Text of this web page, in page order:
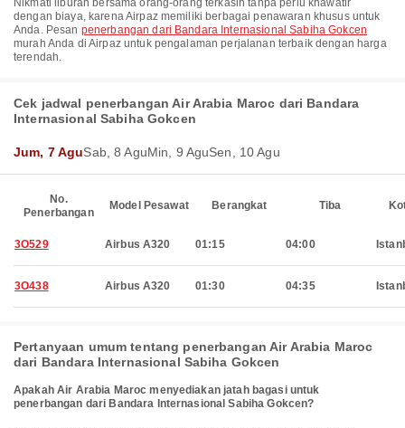
Nikmati liburan bersama orang-orang terkasih tanpa perlu khawatir
dengan biaya, karena Airpaz memiliki berbagai penawaran khusus untuk
Anda. Pesan penerbangan dari Bandara Internasional Sabiha Gokcen
murah Anda di Airpaz untuk pengalaman perjalanan terbaik dengan harga
terendah.
Cek jadwal penerbangan Air Arabia Maroc dari Bandara
Internasional Sabiha Gokcen
Jum, 7 AguSab, 8 AguMin, 9 AguSen, 10 Agu
No.
Penerbangan
Model Pesawat Berangkat Tiba
3O529 Airbus A320 01:15 04:00
3O438 Airbus A320 01:30 04:35
Pertanyaan umum tentang penerbangan Air Arabia Maroc
dari Bandara Internasional Sabiha Gokcen
Apakah Air Arabia Maroc menyediakan jatah bagasi untuk
penerbangan dari Bandara Internasional Sabiha Gokcen?